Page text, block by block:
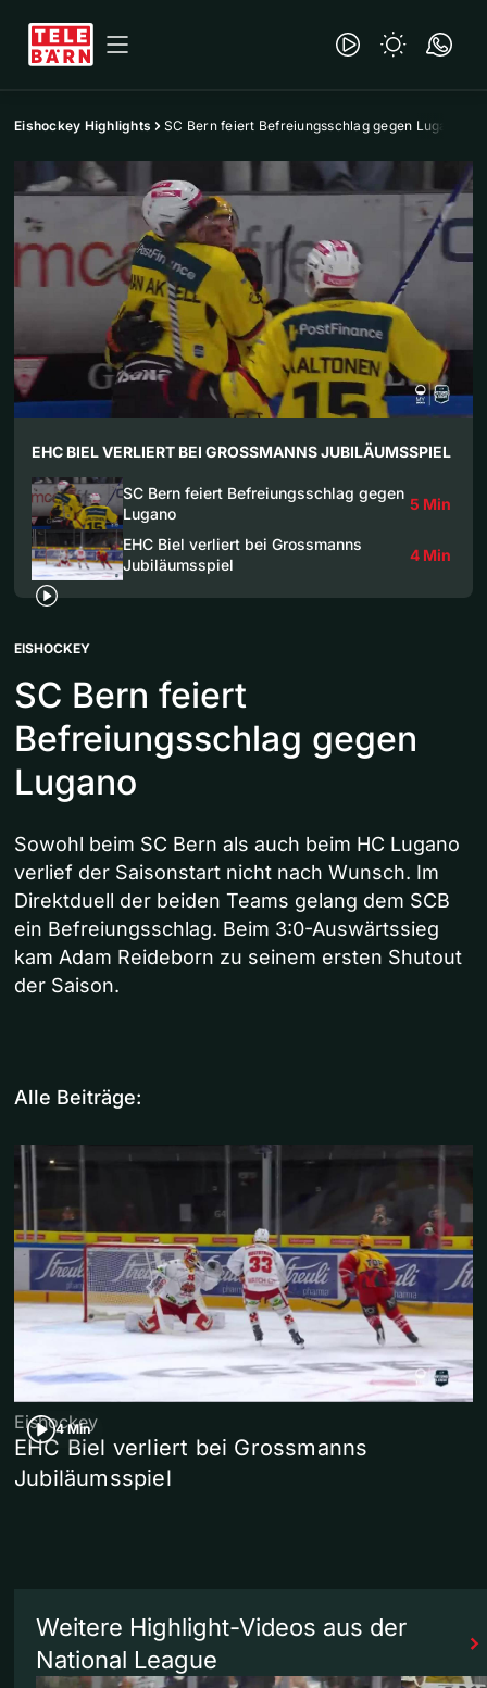
Eishockey Highlights SC Bern feiert Befreiungsschlag gegen Lugano
EHC BIEL VERLIERT BEI GROSSMANNS JUBILÄUMSSPIEL
SC Bern feiert Befreiungsschlag gegen
Lugano
5 Min
EHC Biel verliert bei Grossmanns
Jubiläumsspiel
4 Min
EISHOCKEY
SC Bern feiert
Befreiungsschlag gegen
Lugano
Sowohl beim SC Bern als auch beim HC Lugano
verlief der Saisonstart nicht nach Wunsch. Im
Direktduell der beiden Teams gelang dem SCB
ein Befreiungsschlag. Beim 3:0-Auswärtssieg
kam Adam Reideborn zu seinem ersten Shutout
der Saison.
Alle Beiträge:
4 Min
Eishockey
EHC Biel verliert bei Grossmanns
Jubiläumsspiel
Weitere Highlight-Videos aus der
National League